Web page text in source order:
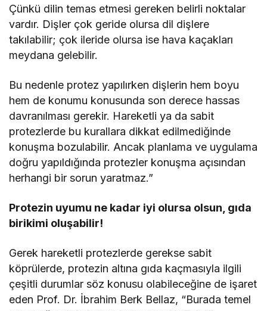
Çünkü dilin temas etmesi gereken belirli noktalar
vardır. Dişler çok geride olursa dil dişlere
takılabilir; çok ileride olursa ise hava kaçakları
meydana gelebilir.
Bu nedenle protez yapılırken dişlerin hem boyu
hem de konumu konusunda son derece hassas
davranılması gerekir. Hareketli ya da sabit
protezlerde bu kurallara dikkat edilmediğinde
konuşma bozulabilir. Ancak planlama ve uygulama
doğru yapıldığında protezler konuşma açısından
herhangi bir sorun yaratmaz.”
Protezin uyumu ne kadar iyi olursa olsun, gıda
birikimi oluşabilir!
Gerek hareketli protezlerde gerekse sabit
köprülerde, protezin altına gıda kaçmasıyla ilgili
çeşitli durumlar söz konusu olabileceğine de işaret
eden Prof. Dr. İbrahim Berk Bellaz, “Burada temel